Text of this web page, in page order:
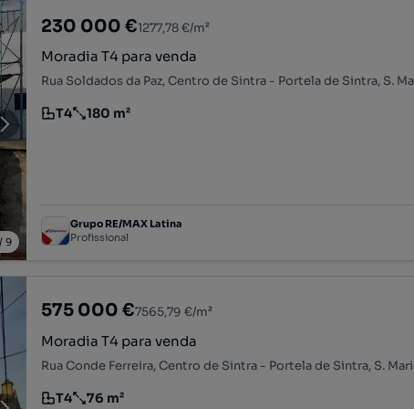
9
230 000 €1277,78 €/m²
Moradia T4 para venda
Tipologia
T4
Preço por metro quadrado
180 m²
Grupo RE/MAX Latina
Profissional
575 000 €7565,79 €/m²
Moradia T4 para venda
Tipologia
T4
Preço por metro quadrado
76 m²